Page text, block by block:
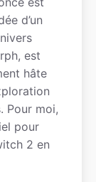
d’un
est
hâte
Pour moi,
pour
2 en